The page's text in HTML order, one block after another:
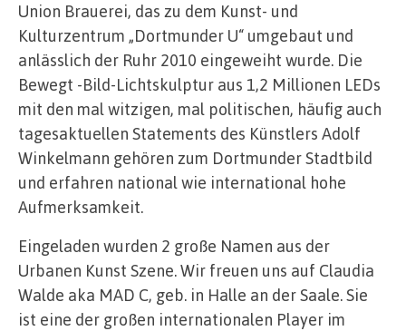
Union Brauerei, das zu dem Kunst- und
Kulturzentrum „Dortmunder U“ umgebaut und
anlässlich der Ruhr 2010 eingeweiht wurde. Die
Bewegt -Bild-Lichtskulptur aus 1,2 Millionen LEDs
mit den mal witzigen, mal politischen, häufig auch
tagesaktuellen Statements des Künstlers Adolf
Winkelmann gehören zum Dortmunder Stadtbild
und erfahren national wie international hohe
Aufmerksamkeit.
Eingeladen wurden 2 große Namen aus der
Urbanen Kunst Szene. Wir freuen uns auf Claudia
Walde aka MAD C, geb. in Halle an der Saale. Sie
ist eine der großen internationalen Player im